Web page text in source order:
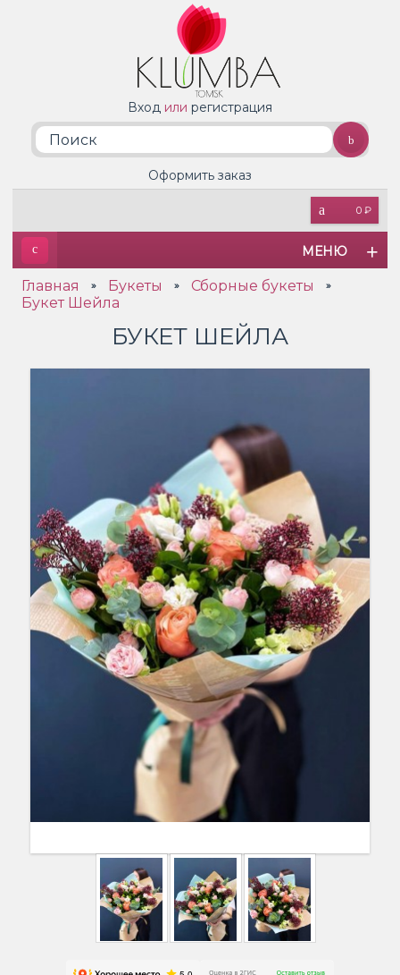
Вход или регистрация
0 ₽
Оформить заказ
МЕНЮ
Главная » Букеты » Сборные букеты »
Букет Шейла
БУКЕТ ШЕЙЛА